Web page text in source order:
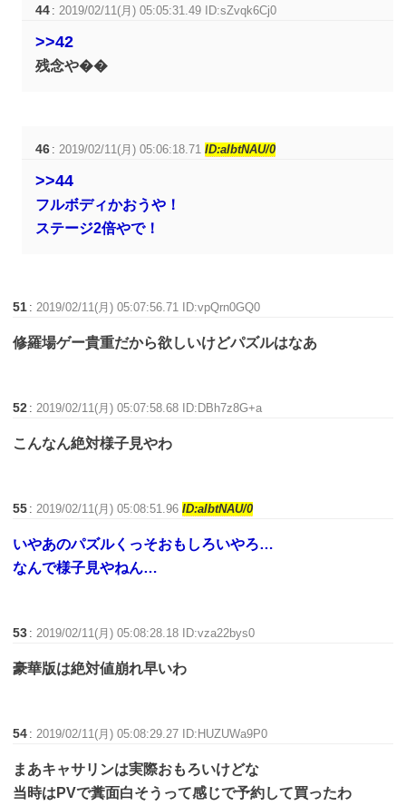
44 :2019/02/11(月) 05:05:31.49 ID:sZvqk6Cj0
>>42
残念や��
46 :2019/02/11(月) 05:06:18.71ID:aIbtNAU/0
>>44
フルボディかおうや！
ステージ2倍やで！
51 :2019/02/11(月) 05:07:56.71 ID:vpQrn0GQ0
修羅場ゲー貴重だから欲しいけどパズルはなあ
52 :2019/02/11(月) 05:07:58.68 ID:DBh7z8G+a
こんなん絶対様子見やわ
55 :2019/02/11(月) 05:08:51.96ID:aIbtNAU/0
いやあのパズルくっそおもしろいやろ…
なんで様子見やねん…
53 :2019/02/11(月) 05:08:28.18 ID:vza22bys0
豪華版は絶対値崩れ早いわ
54 :2019/02/11(月) 05:08:29.27 ID:HUZUWa9P0
まあキャサリンは実際おもろいけどな
当時はPVで糞面白そうって感じで予約して買ったわ